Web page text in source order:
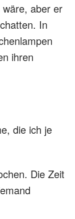
aber er
In
ihren
die ich je
Die Zeit